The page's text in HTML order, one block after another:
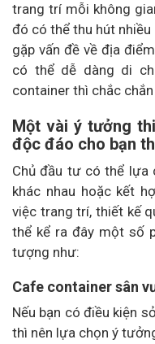
trang trí mỗi không
đó có thể thu hút
gặp vấn đề về địa
có thể dễ dàng di
container thì chắc
Một vài ý tưởng
độc đáo cho bạn
Chủ đầu tư có thể lựa
khác nhau hoặc kết
việc trang trí, thiết kế
thể kể ra đây một số
tượng như:
Cafe container sân
Nếu bạn có điều kiện
thì nên lựa chọn ý